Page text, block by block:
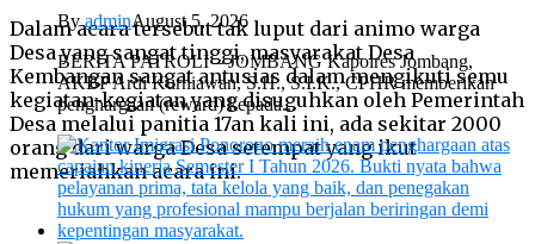
Dalam acara tersebut tak luput dari animo warga
Desa yang sangat tinggi, masyarakat Desa
Kembangan sangat antusias dalam mengikuti semu
kegiatan-kegiatan yang disuguhkan oleh Pemerintah
Desa melalui panitia 17an kali ini, ada sekitar 2000
orang dari warga Desa setempat yang ikut
memeriahkan acara ini.
ByadminAugust 5, 2026
BERITA PATROLI – JOMBANG Kapolres Jombang,
AKBP Ardi Kurniawan, S.H., S.I.K., CPHR memberikan
penghargaan (reward) kepada...